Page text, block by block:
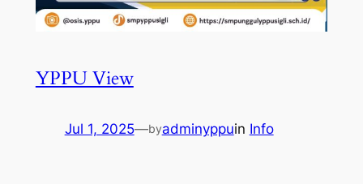
YPPU View
Jul 1, 2025—byadminyppuin Info